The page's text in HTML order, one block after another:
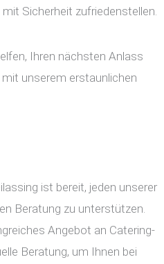
Sicherheit zufriedenstellen.
Ihren nächsten Anlass
unserem erstaunlichen
ist bereit, jeden unserer
Beratung zu unterstützen.
Angebot an Catering-
Beratung, um Ihnen bei